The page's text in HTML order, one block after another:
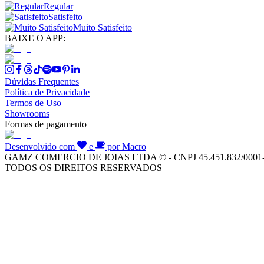
Regular
Satisfeito
Muito Satisfeito
BAIXE O APP:
Dúvidas Frequentes
Política de Privacidade
Termos de Uso
Showrooms
Formas de pagamento
Desenvolvido com e
por Macro
GAMZ COMERCIO DE JOIAS LTDA © - CNPJ 45.451.832/
TODOS OS DIREITOS RESERVADOS